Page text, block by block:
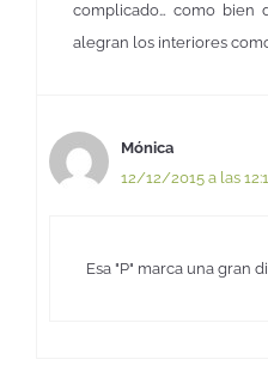
complicado… como bien
alegran los interiores
Mónica
12/12/2015 a las
Esa "P" marca una gran